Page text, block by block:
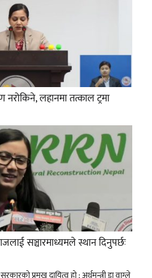
नरोकिने, लहानमा तत्काल ट्रमा
सञ्चारमाध्यमले स्थान दिनुपर्छः